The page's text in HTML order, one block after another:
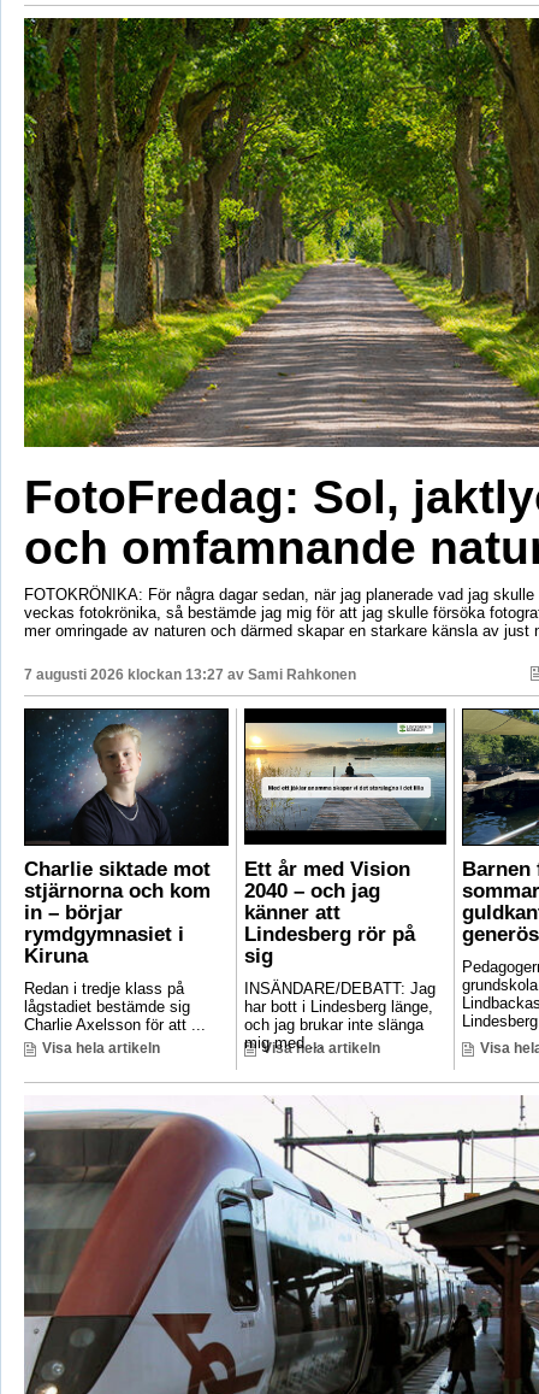
FotoFredag: Sol,
och omfamnande
FOTOKRÖNIKA: För några dagar sedan, när jag planerade vad jag
veckas fotokrönika, så bestämde jag mig för att jag skulle försöka
mer omringade av naturen och därmed skapar en starkare känsla av just
7 augusti 2026 klockan 13:27 av Sami Rahkonen
Charlie siktade mot
stjärnorna och kom
in – börjar
rymdgymnasiet i
Kiruna
Redan i tredje klass på
lågstadiet bestämde sig
Charlie Axelsson för att ...
Visa hela artikeln
Ett år med Vision
2040 – och jag
känner att
Lindesberg rör på
sig
INSÄNDARE/DEBATT: Jag
har bott i Lindesberg länge,
och jag brukar inte slänga
mig med ...
Visa hela artikeln
Barnen
Visa